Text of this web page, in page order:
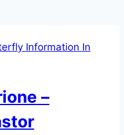
Information In
–